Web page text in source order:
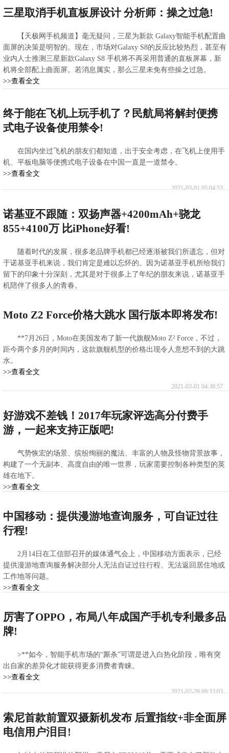
三星取消手机直板屏设计 分析师：操之过急!
【天极网手机频道】毫无疑问，三星为新款 Galaxy智能手机配置曲
面屏的决策是明智的。现在，市场对Galaxy S8的反应比较热烈，甚至有
业内人士推测三星新款Galaxy S8 手机将不再采用普通的直板屏幕，新
机将全部配上曲面屏。若消息属实，那么三星未免有些操之过急。
>>查看全文
终于能在飞机上玩手机了？民航局将解封便携
式电子设备使用禁令!
在国内坐过飞机的朋友们都知道，出于安全考虑，在飞机上使用手
机、平板电脑等便携式电子设备在中国一直是一道禁令。
>>查看全文
2021-03-01 05:04:53
诺基亚不跟随：双扬声器+4200mAh+骁龙
855+4100万 比iPhone好看!
随着时代的发展，很多老品牌手机都已经逐渐被我们所遗忘，但对
于诺基亚手机来说，我们肯定是难以忘怀的。因为诺基亚手机所给我们
留下的印象十分深刻，尤其是对于很多上了年纪的朋友来说，诺基亚手
机陪伴了很多人的青春。
2021-03-01 04:42:28
Moto Z2 Force价格大跳水 国行版本即将发布!
**7月26日，Moto在美国发布了新一代旗舰Moto Z² Force，不过，
距今两个多月的时间内，这款旗舰机型的价格出现令人意想不到的大跳
水。
>>查看全文
2021-03-01 04:38:57
好游戏不差钱！2017年玩家评选高分付费手
游，一起来支持正版吧!
气势恢宏的场景、缤纷绚丽的魔法、丰富的人物及怪物背景故事，
构建了一个无副本、高度自由的唯一世界，玩家需要控制各种类型的英
雄在地下。
>>查看全文
中国移动：提供漫游地查询服务，可自证过往
行程!
2月14日在工信部召开的媒体通气会上，中国移动方面表示，已经
提供漫游地查询服务解决部分人无法自证过往行程、无法返回居住地或
工作地等问题。
>>查看全文
厉害了OPPO，布局八年成国产手机专利最多品
牌!
>**如今，智能手机市场的“厮杀”可谓是进入白热化阶段，唯有突
出自家的差异化才能获得更多消费者青睐。
>>查看全文
2021-02-28 09:33:03
索尼首款前置双摄新机发布 后置指纹+非全面屏
电信用户泪目!